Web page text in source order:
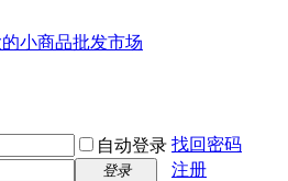
小商品批发市场
自动登录 找回密码
登录 注册